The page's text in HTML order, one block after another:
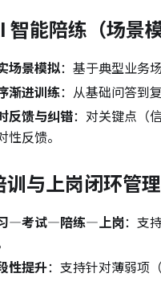
智能陪练（场景
场景模拟：基于典型业务
渐进训练：从基础问答到
反馈与纠错：对关键点（
性反馈。
训与上岗闭环管理
—考试—陪练—上岗：支
性提升：支持针对薄弱项